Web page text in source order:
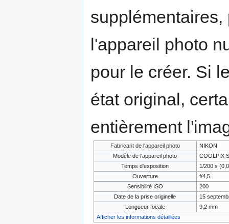
l'appareil photo
pour le créer. Si
état original,
entièrement
Fabricant de l'appareil photo
NIKON
Modèle de l'appareil photo
COOLPIX
Temps d'exposition
1/200 s
Ouverture
f/4,5
Sensibilité ISO
200
Date de la prise originelle
15
Longueur focale
9,2 mm
Afficher les informations détaillées